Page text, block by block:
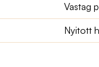
Vastag
Nyitott